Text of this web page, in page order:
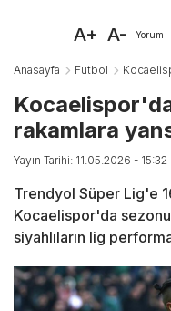
A+ A- Yorum
Anasayfa Futbol
rakamlara
Yayın Tarihi: 11.05.2026 - 15:32
Trendyol Süper Lig'e
Kocaelispor'da
siyahlıların lig